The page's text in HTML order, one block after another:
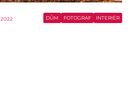
2022 DŮM FOTOGRAF INTERIÉR